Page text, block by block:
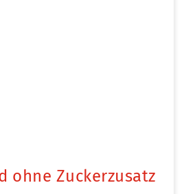
ohne Zuckerzusatz